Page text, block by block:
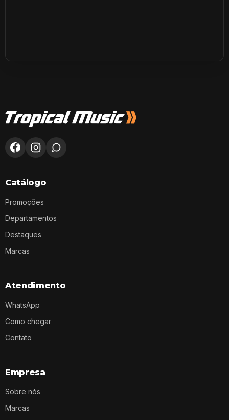
Catálogo
Promoções
Departamentos
Destaques
Marcas
Atendimento
WhatsApp
Como chegar
Contato
Empresa
Sobre nós
Marcas